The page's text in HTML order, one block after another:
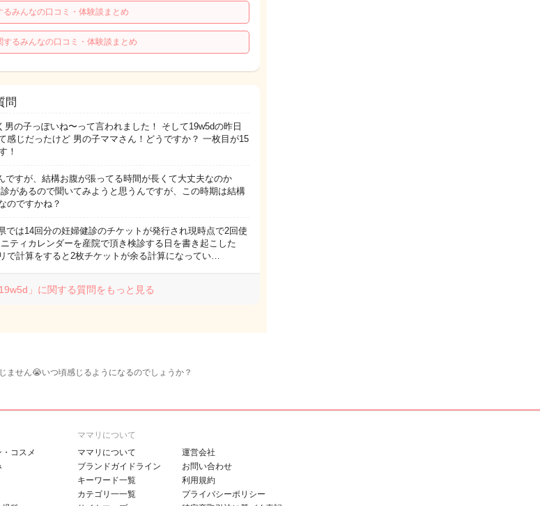
みんなの口コミ・体験談まとめ
るみんなの口コミ・体験談まとめ
問
男の子っぽいね〜って言われました！ そして19w5dの昨日
感じだったけど 男の子ママさん！どうですか？ 一枚目が15
！
ですが、結構お腹が張ってる時間が長くて大丈夫なのか
があるので聞いてみようと思うんですが、この時期は結構
のですかね？
では14回分の妊婦健診のチケットが発行され現時点で2回使
ティカレンダーを産院で頂き検診する日を書き起こした
で計算をすると2枚チケットが余る計算になってい…
19w5d」に関する質問をもっと見る
ません😭いつ頃感じるようになるのでしょうか？
コスメ
ママリについて
ママリについて
ブランドガイドライン
キーワード一覧
カテゴリ一一覧
運営会社
お問い合わせ
利用規約
プライバシーポリシー